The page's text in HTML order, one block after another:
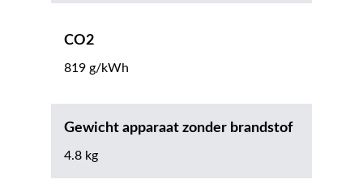
CO2
819 g/kWh
Gewicht apparaat zonder brandstof
4.8 kg